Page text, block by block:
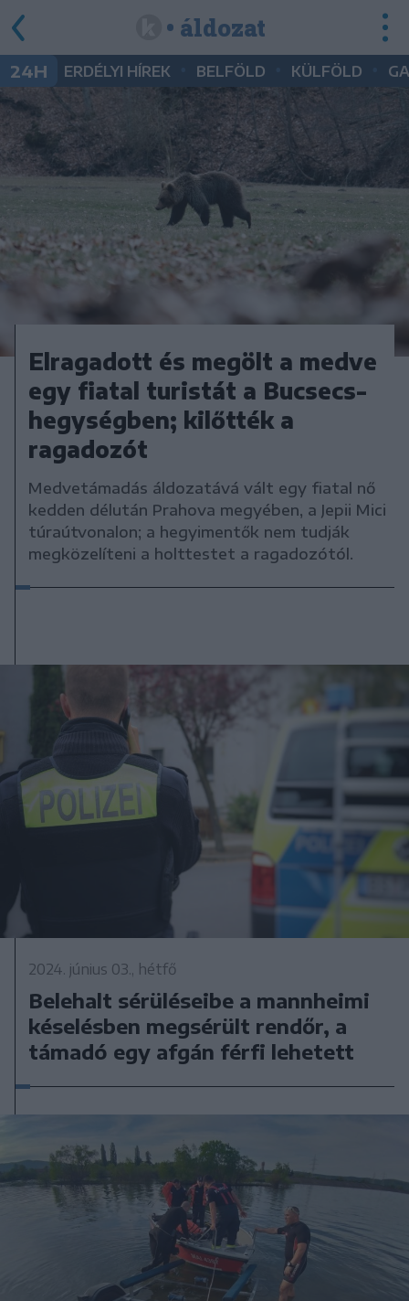
• áldozat
24H ERDÉLYI HÍREK BELFÖLD KÜLFÖLD
Elragadott és megölt a medve
egy fiatal turistát a Bucsecs-
hegységben; kilőtték a
ragadozót
Medvetámadás áldozatává vált egy fiatal nő
kedden délután Prahova megyében, a Jepii Mici
túraútvonalon; a hegyimentők nem tudják
megközelíteni a holttestet a ragadozótól.
2024. június 03., hétfő
Belehalt sérüléseibe a mannheimi
késelésben megsérült rendőr, a
támadó egy afgán férfi lehetett